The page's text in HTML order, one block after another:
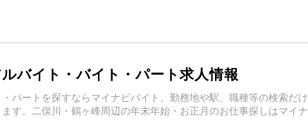
バイト・バイト・パート求人情報
パートを探すならマイナビバイト。勤務地や駅、職種等の検索だ
す。二俣川・鶴ヶ峰周辺の年末年始・お正月のお仕事探しはマイナ